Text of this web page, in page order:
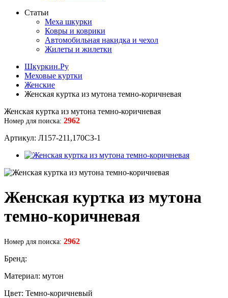
Статьи
Меха шкурки
Ковры и коврики
Автомобильная накидка и чехол
Жилеты и жилетки
Шкуркин.Ру
Меховые куртки
Женские
Женская куртка из мутона темно-коричневая
Женская куртка из мутона темно-коричневая
Номер для поиска: 2962
Артикул: Л157-211,170СЗ-1
Женская куртка из мутона
темно-коричневая
Номер для поиска: 2962
Бренд:
Материал: мутон
Цвет: Темно-коричневый